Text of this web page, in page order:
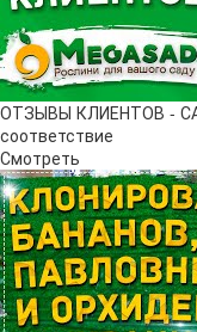
ОТЗЫВЫ КЛИЕНТОВ -
соответствие
Смотреть